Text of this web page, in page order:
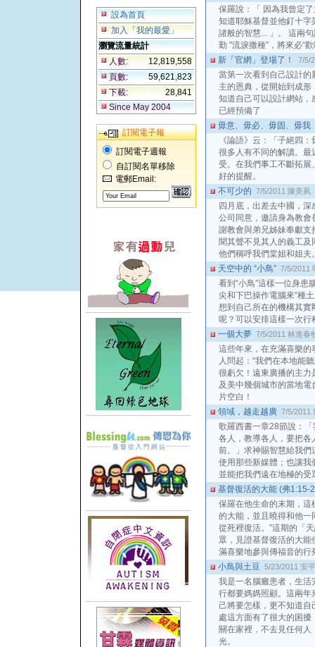
設為首頁
加入「我的最愛」
瀏覽流量統計
人數:
12,819,558
頁數:
59,621,823
下載:
28,841
Since May 2004
訂閱電子報
訂閱電子週報
自訂閱名單移除
電郵Email:
保羅說：「 因為我曾定
知道耶穌基督並他釘十字
諸般的智慧... 」。 這兩
勤 "流淚撒種”，將來必“
新「官網」登場了！
7/5/
當第一次看到自己設計的
主的恩典，從開始到成
知道自己可以設計網站，
已經預備了
毋意、毋必、毋固、毋我
《論語》云：「子絕四
很多人有不同的解讀。最
受。在我們事工不斷拓展
好的提醒。
不可少的 7/5/2011 陳美夙
四月底，出差去中國，
公司同意，邀請身為教會
謝教會與弟兄姊妹奉獻支
聞其聲不見其人的義工
他們稱呼我們棠姐和姐夫
天空中的 “小鳥” 7/5/2011
看到“小鳥”這樣一位身患
尖和下巴操作電腦來“種
想到自己所在的機構其實
呢？可以安排這樣一次行
一個大夢 7/5/2011 林進春
這些年來，在充滿喜樂的
人問起：“我們在本地能
很虧欠！遠東廣播的主力
及美中幾個城市的當地
片空白！
領域，越走越廣 7/5/2011
歌羅西書一章28節說：
各人，教導各人，要把各
前。」求神賜智慧給我們
使用那些新媒體；也讓我
並能把我們遠在地極的
基督復活的大能 (弗1:15-
保羅在他生命的末期，這
的大能，並且曉得和他一
從死裡復活。”這期的「
眾，見證基督復活的大
滿喜樂地參與傳福音的行
小鳥與土豆 5/23/2011 安
我是一名腦癱患者，生活
行都要媽媽照顧。這兩年
己將要怎樣，更不知道自
處這方面有了很大的困
關在家裡，不去見任何
光。